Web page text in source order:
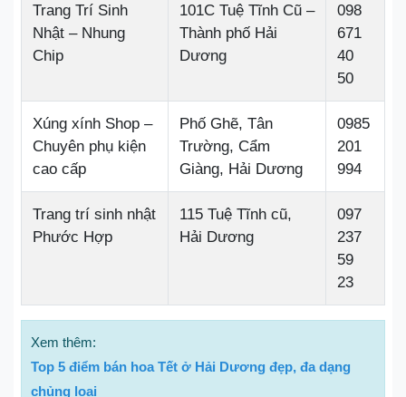
Trang Trí Sinh
Nhật – Nhung
Chip
101C Tuệ Tĩnh Cũ –
Thành phố Hải
Dương
098
671
40
50
Xúng xính Shop –
Chuyên phụ kiện
cao cấp
Phố Ghẽ, Tân
Trường, Cẩm
Giàng, Hải Dương
0985
201
994
Trang trí sinh nhật
Phước Hợp
115 Tuệ Tĩnh cũ,
Hải Dương
097
237
59
23
Xem thêm:
Top 5 điểm bán hoa Tết ở Hải Dương đẹp, đa dạng
chủng loại